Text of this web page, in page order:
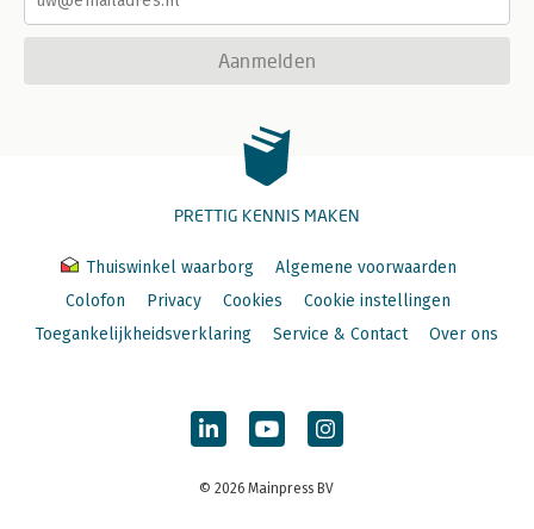
Aanmelden
PRETTIG KENNIS MAKEN
Thuiswinkel waarborg
Algemene voorwaarden
Colofon
Privacy Cookies
Cookie instellingen
Toegankelijkheidsverklaring
Service & Contact Over ons
© 2026 Mainpress BV